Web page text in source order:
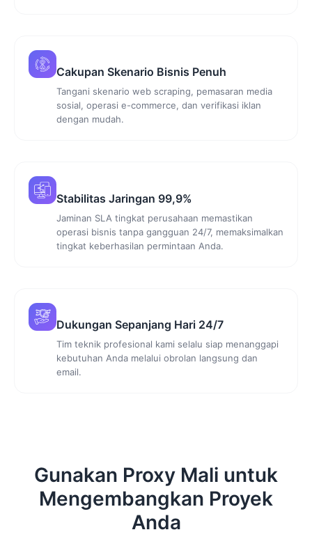
Cakupan Skenario Bisnis Penuh
Tangani skenario web scraping, pemasaran media
sosial, operasi e-commerce, dan verifikasi iklan
dengan mudah.
Stabilitas Jaringan 99,9%
Jaminan SLA tingkat perusahaan memastikan
operasi bisnis tanpa gangguan 24/7, memaksimalkan
tingkat keberhasilan permintaan Anda.
Dukungan Sepanjang Hari 24/7
Tim teknik profesional kami selalu siap menanggapi
kebutuhan Anda melalui obrolan langsung dan
email.
Gunakan Proxy Mali untuk
Mengembangkan Proyek
Anda